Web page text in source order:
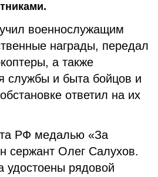
военнослужащим
награды, передал
а также
службы и быта бойцов и
ответил на их
РФ медалью «За
сержант Олег Салухов.
рядовой